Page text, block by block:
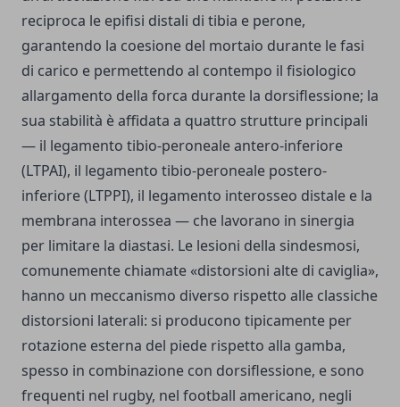
reciproca le epifisi distali di tibia e perone,
garantendo la coesione del mortaio durante le fasi
di carico e permettendo al contempo il fisiologico
allargamento della forca durante la dorsiflessione; la
sua stabilità è affidata a quattro strutture principali
— il legamento tibio-peroneale antero-inferiore
(LTPAI), il legamento tibio-peroneale postero-
inferiore (LTPPI), il legamento interosseo distale e la
membrana interossea — che lavorano in sinergia
per limitare la diastasi. Le lesioni della sindesmosi,
comunemente chiamate «distorsioni alte di caviglia»,
hanno un meccanismo diverso rispetto alle classiche
distorsioni laterali: si producono tipicamente per
rotazione esterna del piede rispetto alla gamba,
spesso in combinazione con dorsiflessione, e sono
frequenti nel rugby, nel football americano, negli